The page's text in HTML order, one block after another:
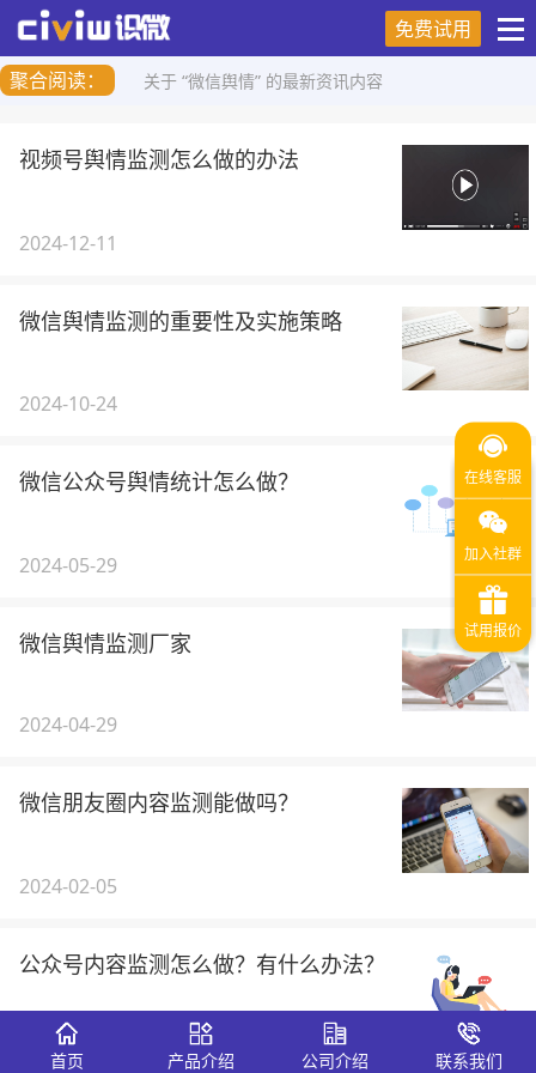
免费试用
聚合阅读：
关于 “微信舆情” 的最新资讯内容
视频号舆情监测怎么做的办法
2024-12-11
微信舆情监测的重要性及实施策略
2024-10-24
微信公众号舆情统计怎么做？
2024-05-29
微信舆情监测厂家
2024-04-29
微信朋友圈内容监测能做吗？
2024-02-05
公众号内容监测怎么做？有什么办法？
2024-01-29
首页 产品介绍 公司介绍 联系我们